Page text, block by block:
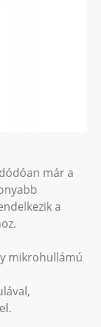
már a
a
mikrohullámú